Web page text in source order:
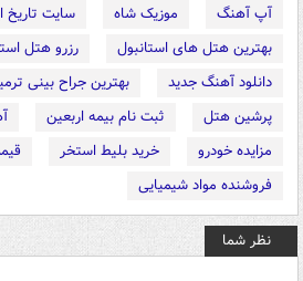
آپ آهنگ موزیک شاه
سایت تاریخ
بهترین هتل های استانبول
رزرو هتل
دانلود آهنگ جدید
بهترین جراح بینی
پرشین هتل
ثبت نام بیمه اربعین
مزایده خودرو
خرید بلیط استخر
فروشنده مواد شیمیایی
نظر شما